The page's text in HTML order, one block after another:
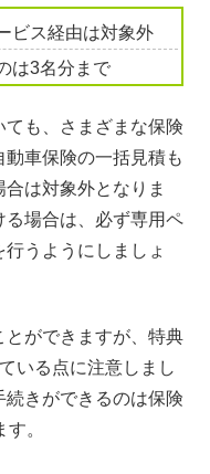
ビス経由は対象外
は3名分まで
も、さまざまな保険
車保険の一括見積も
は対象外となりま
場合は、必ず専用ペ
うようにしましょ
とができますが、特典
いる点に注意しまし
続きができるのは保険
。